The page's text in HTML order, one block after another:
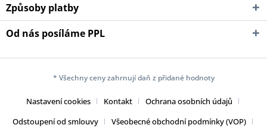
Způsoby platby
Od nás posíláme PPL
* Všechny ceny zahrnují daň z přidané hodnoty
Nastavení cookies Kontakt
Ochrana osobních údajů
Odstoupení od smlouvy
Všeobecné obchodní podmínky (VOP)